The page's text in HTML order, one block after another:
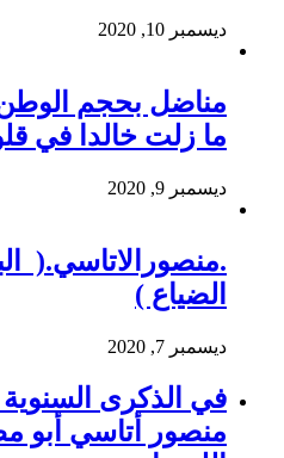
ديسمبر 10, 2020
مناضل بحجم
ما زلت خالدا في
ديسمبر 9, 2020
.منصورالاتاسي.(
الضياع )
ديسمبر 7, 2020
في الذكرى
منصور أتاسي أبو